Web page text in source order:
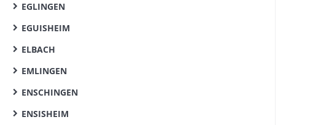
EGLINGEN
EGUISHEIM
ELBACH
EMLINGEN
ENSCHINGEN
ENSISHEIM